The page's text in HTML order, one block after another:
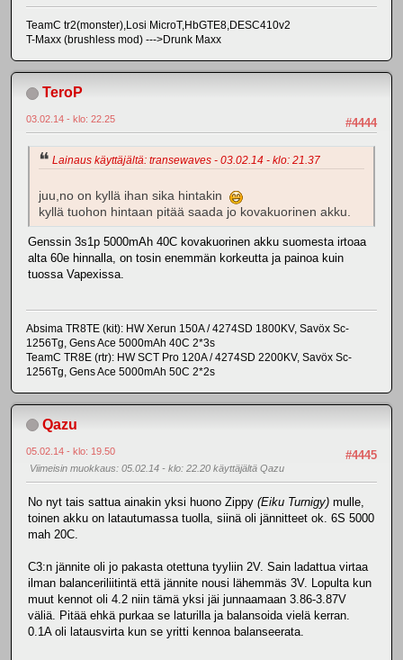
TeamC tr2(monster),Losi MicroT,HbGTE8,DESC410v2
T-Maxx (brushless mod) --->Drunk Maxx
TeroP
#4444
03.02.14 - klo: 22.25
Lainaus käyttäjältä: transewaves - 03.02.14 - klo: 21.37
juu,no on kyllä ihan sika hintakin
kyllä tuohon hintaan pitää saada jo kovakuorinen akku.
Genssin 3s1p 5000mAh 40C kovakuorinen akku suomesta irtoaa
alta 60e hinnalla, on tosin enemmän korkeutta ja painoa kuin
tuossa Vapexissa.
Absima TR8TE (kit): HW Xerun 150A / 4274SD 1800KV, Savöx Sc-
1256Tg, Gens Ace 5000mAh 40C 2*3s
TeamC TR8E (rtr): HW SCT Pro 120A / 4274SD 2200KV, Savöx Sc-
1256Tg, Gens Ace 5000mAh 50C 2*2s
Qazu
#4445
05.02.14 - klo: 19.50
Viimeisin muokkaus: 05.02.14 - klo: 22.20 käyttäjältä Qazu
No nyt tais sattua ainakin yksi huono Zippy (Eiku Turnigy) mulle,
toinen akku on latautumassa tuolla, siinä oli jännitteet ok. 6S 5000
mah 20C.
C3:n jännite oli jo pakasta otettuna tyyliin 2V. Sain ladattua virtaa
ilman balanceriliitintä että jännite nousi lähemmäs 3V. Lopulta kun
muut kennot oli 4.2 niin tämä yksi jäi junnaamaan 3.86-3.87V
väliä. Pitää ehkä purkaa se laturilla ja balansoida vielä kerran.
0.1A oli latausvirta kun se yritti kennoa balanseerata.